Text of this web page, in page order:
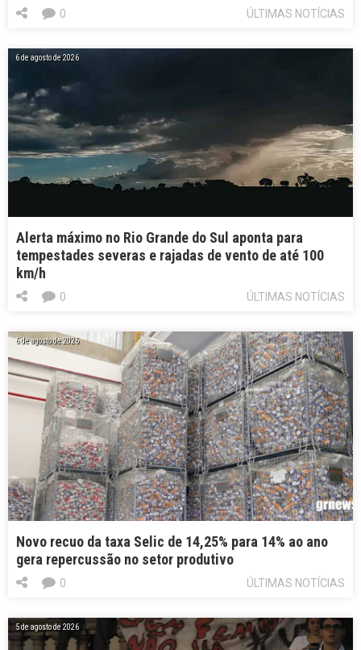
ÚLTIMAS NOTÍCIAS
0
6 de agosto de 2026
Alerta máximo no Rio Grande do Sul aponta para
tempestades severas e rajadas de vento de até 100
km/h
ÚLTIMAS NOTÍCIAS
0
6 de agosto de 2026
Novo recuo da taxa Selic de 14,25% para 14% ao ano
gera repercussão no setor produtivo
ÚLTIMAS NOTÍCIAS
0
5 de agosto de 2026